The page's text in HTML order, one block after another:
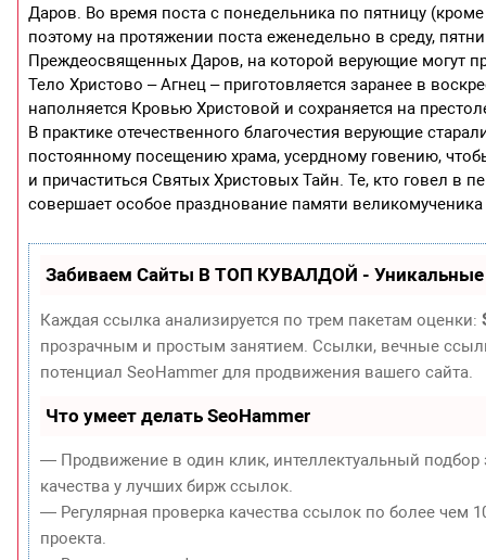
Даров. Во время поста с понедельника по пятницу
поэтому на протяжении поста еженедельно в среду,
Преждеосвященных Даров, на которой верующие могут
Тело Христово – Агнец – приготовляется заранее в
наполняется Кровью Христовой и сохраняется на
В практике отечественного благочестия верующие
постоянному посещению храма, усердному говению,
и причаститься Святых Христовых Тайн. Те, кто говел в
совершает особое празднование памяти
Забиваем Сайты В ТОП КУВАЛДОЙ - Уникальные
Каждая ссылка анализируется по трем пакетам оценки:
прозрачным и простым занятием. Ссылки, вечные
потенциал SeoHammer для продвижения вашего сайта.
Что умеет делать SeoHammer
— Продвижение в один клик, интеллектуальный
качества у лучших бирж ссылок.
— Регулярная проверка качества ссылок по более чем
проекта.